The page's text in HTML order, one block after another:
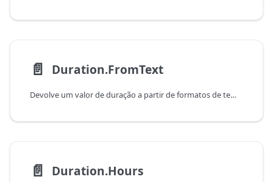
📄️ Duration.FromText
Devolve um valor de duração a partir de formatos de tempo decorrido textuais (d.hs).
📄️ Duration.Hours